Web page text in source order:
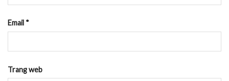
Email *
Trang web